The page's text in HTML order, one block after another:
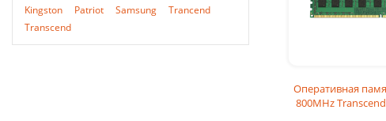
Kingston
Patriot Samsung
Trancend
Transcend
Оперативная
800MHz